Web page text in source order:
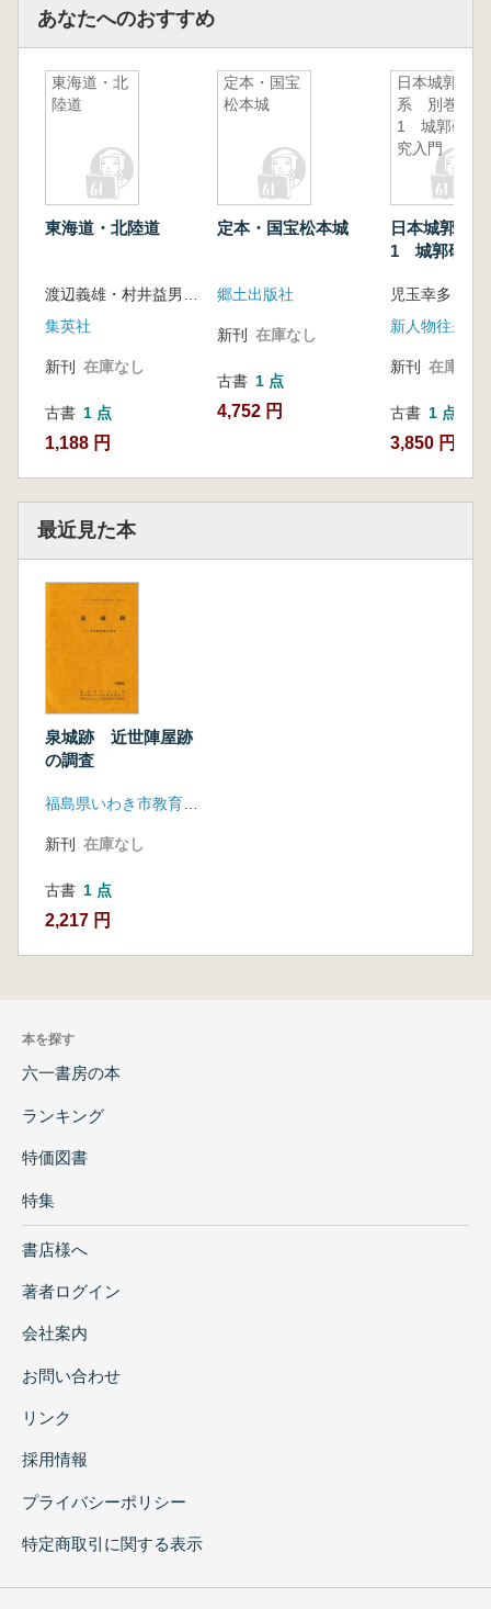
あなたへのおすすめ
東海道・北
陸道
東海道・北陸道
渡辺義雄・村井益男 監修
集英社
新刊 在庫なし
古書 1 点
1,188 円
定本・国宝
松本城
定本・国宝松本城
郷土出版社
新刊 在庫なし
古書 1 点
4,752 円
日本城郭大
系 別巻
1 城郭研
究入門
日本城郭大
1 城郭研究
新人物往来社
新刊 在庫なし
古書 1 点
3,850 円
最近見た本
泉城跡 近世陣屋跡
の調査
新刊 在庫なし
古書 1 点
2,217 円
本を探す
六一書房の本
ランキング
特価図書
特集
書店様へ
著者ログイン
会社案内
お問い合わせ
リンク
採用情報
プライバシーポリシー
特定商取引に関する表示